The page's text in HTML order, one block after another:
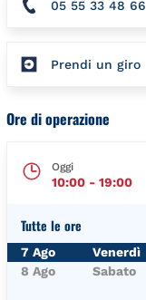
05 55 33 48 66
Prendi un giro
Ore di operazione
Oggi
10:00 - 19:00
Tutte le ore
Giorno della Settimana
7 Ago Venerdì
8 Ago
Sabato